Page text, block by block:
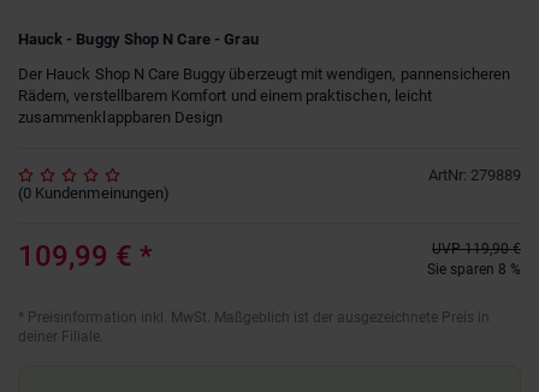
Hauck - Buggy Shop N Care - Grau
Der Hauck Shop N Care Buggy überzeugt mit wendigen, pannensicheren
Rädern, verstellbarem Komfort und einem praktischen, leicht
zusammenklappbaren Design
ArtNr: 279889
(0 Kundenmeinungen)
109,99 € * UVP 119,90 €
Sie sparen 8 %
* Preisinformation inkl. MwSt. Maßgeblich ist der ausgezeichnete Preis in
deiner Filiale.